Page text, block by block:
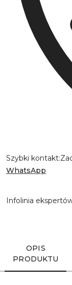
Szybki kontakt:
WhatsApp
Infolinia
OPIS
PRODUKTU